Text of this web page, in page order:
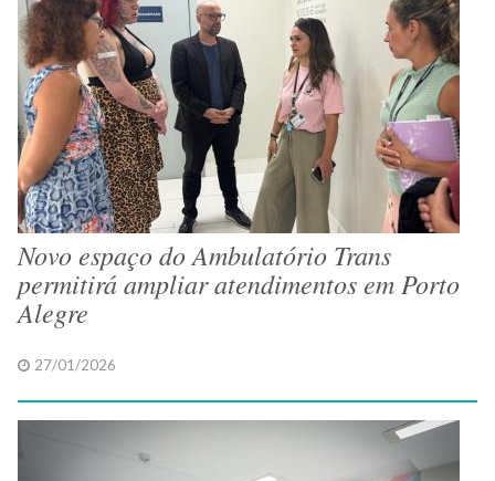
Novo espaço do Ambulatório Trans
permitirá ampliar atendimentos em Porto
Alegre
27/01/2026